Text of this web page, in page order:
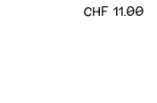
CHF 11.00